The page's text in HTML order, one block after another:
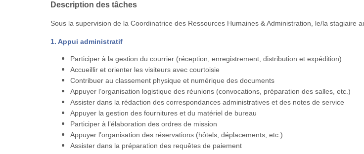
Description des tâches
Sous la supervision de la Coordinatrice des Ressources Humaines & Administration, le/la stagiaire
1. Appui administratif
Participer à la gestion du courrier (réception, enregistrement, distribution et expédition)
Accueillir et orienter les visiteurs avec courtoisie
Contribuer au classement physique et numérique des documents
Appuyer l’organisation logistique des réunions (convocations, préparation des salles, etc.)
Assister dans la rédaction des correspondances administratives et des notes de service
Appuyer la gestion des fournitures et du matériel de bureau
Participer à l’élaboration des ordres de mission
Appuyer l’organisation des réservations (hôtels, déplacements, etc.)
Assister dans la préparation des requêtes de paiement